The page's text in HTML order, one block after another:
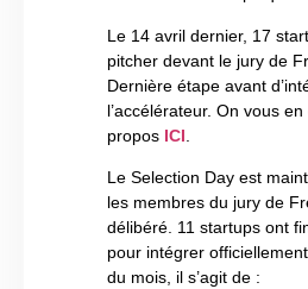
Le 14 avril dernier, 17
pitcher devant le jury de
Dernière étape avant
l’accélérateur. On vous
propos ICI
Le Selection Day est
les membres du jury de
délibéré. 11 startups ont
pour intégrer
du mois, il s’agit de :